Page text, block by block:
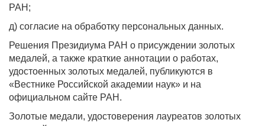
РАН;
д) согласие на обработку персональных данных.
Решения Президиума РАН о присуждении золотых
медалей, а также краткие аннотации о работах,
удостоенных золотых медалей, публикуются в
«Вестнике Российской академии наук» и на
официальном сайте РАН.
Золотые медали, удостоверения лауреатов золотых